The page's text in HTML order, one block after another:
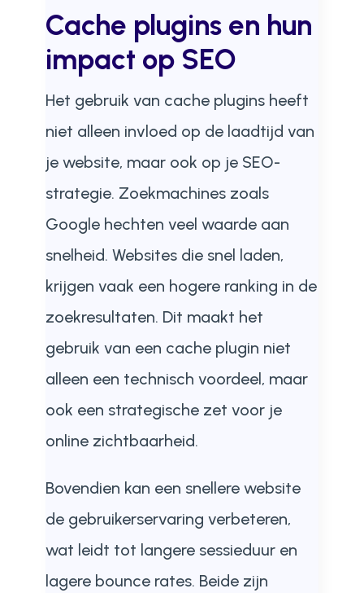
Cache plugins en hun
impact op SEO
Het gebruik van cache plugins heeft
niet alleen invloed op de laadtijd van
je website, maar ook op je SEO-
strategie. Zoekmachines zoals
Google hechten veel waarde aan
snelheid. Websites die snel laden,
krijgen vaak een hogere ranking in de
zoekresultaten. Dit maakt het
gebruik van een cache plugin niet
alleen een technisch voordeel, maar
ook een strategische zet voor je
online zichtbaarheid.
Bovendien kan een snellere website
de gebruikerservaring verbeteren,
wat leidt tot langere sessieduur en
lagere bounce rates. Beide zijn